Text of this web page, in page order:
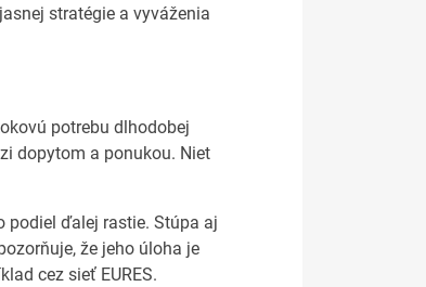
stratégie a vyváženia
potrebu dlhodobej
dopytom a ponukou. Niet
podiel ďalej rastie. Stúpa aj
že jeho úloha je
cez sieť EURES.